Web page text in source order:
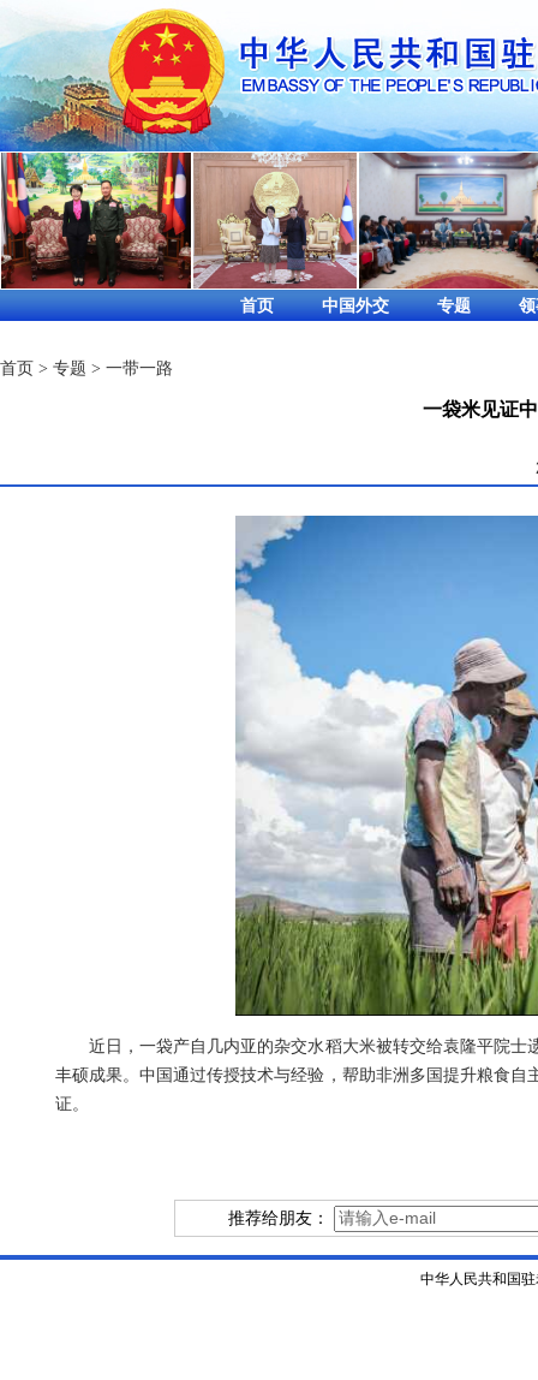
首页 中国外交 专题
首页 > 专题 > 一带一路
一袋米见证
近日，一袋产自几内亚的杂交水稻大米被转交给袁隆平院士
丰硕成果。中国通过传授技术与经验，帮助非洲多国提升粮食
证。
推荐给朋友：
中华人民共和国